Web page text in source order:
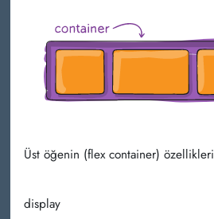
Üst öğenin (flex container) özellikleri
display